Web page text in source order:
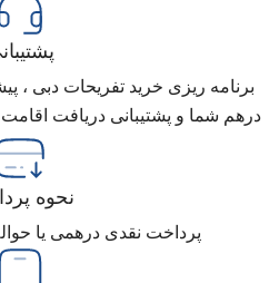
برنامه ریزی خرید تفریحات دبی ،
درهم شما و پشتیبانی دریافت
نحوه
پرداخت نقدی درهمی یا